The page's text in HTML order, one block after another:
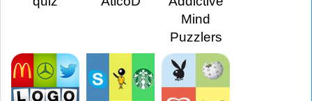
Mind
Puzzlers